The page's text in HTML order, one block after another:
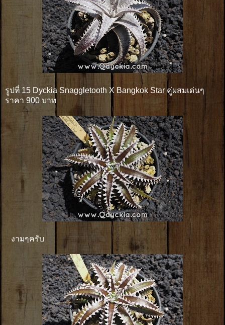
รูปที่ 15 Dyckia Snaggletooth X Bangkok Star คู่ผสมเด่นๆ
ราคา 900 บาท
งามๆครับ